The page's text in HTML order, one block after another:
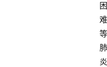
困
难
等
肺
炎